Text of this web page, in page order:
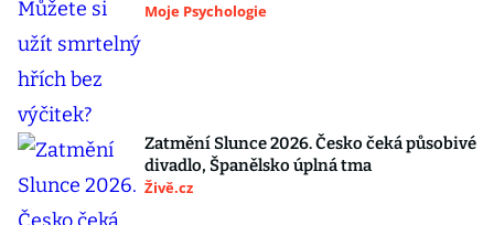
Moje Psychologie
Zatmění Slunce 2026. Česko čeká působivé
divadlo, Španělsko úplná tma
Živě.cz